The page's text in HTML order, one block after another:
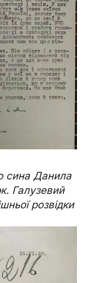
сина Данила
Галузевий
розвідки